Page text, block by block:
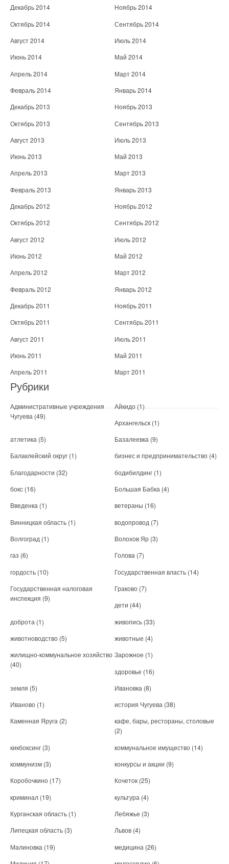
Декабрь 2014
Ноябрь 2014
Октябрь 2014
Сентябрь 2014
Август 2014
Июль 2014
Июнь 2014
Май 2014
Апрель 2014
Март 2014
Февраль 2014
Январь 2014
Декабрь 2013
Ноябрь 2013
Октябрь 2013
Сентябрь 2013
Август 2013
Июль 2013
Июнь 2013
Май 2013
Апрель 2013
Март 2013
Февраль 2013
Январь 2013
Декабрь 2012
Ноябрь 2012
Октябрь 2012
Сентябрь 2012
Август 2012
Июль 2012
Июнь 2012
Май 2012
Апрель 2012
Март 2012
Февраль 2012
Январь 2012
Декабрь 2011
Ноябрь 2011
Октябрь 2011
Сентябрь 2011
Август 2011
Июль 2011
Июнь 2011
Май 2011
Апрель 2011
Март 2011
Рубрики
Административные учреждения
Чугуева (49)
Айкидо (1)
Архангельск (1)
атлетика (5) Базалеевка (9)
Балаклейский округ (1) бизнес и предпринимательство (4)
Благодарности (32) бодибилдинг (1)
бокс (16) Большая Бабка (4)
Введенка (1) ветераны (16)
Винницкая область (1) водопровод (7)
Волгоград (1) Волохов Яр (3)
газ (6) Голова (7)
гордость (10) Государственная власть (14)
Государственная налоговая
инспекция (9)
Граково (7)
дети (44)
доброта (1) живопись (33)
животноводство (5) животные (4)
жилищно-коммунальное хозяйство
(40)
Зарожное (1)
здоровье (16)
земля (5) Ивановка (8)
Иваново (1) история Чугуева (38)
Каменная Яруга (2)
кафе, бары, рестораны, столовые
(2)
кикбоксинг (3) коммунальное имущество (14)
коммунизм (3) конкурсы и акции (9)
Коробочкино (17) Кочеток (25)
криминал (19) культура (4)
Курганская область (1) Лебяжье (3)
Липецкая область (3) Львов (4)
Малиновка (19) медицина (26)